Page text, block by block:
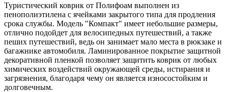
Туристический коврик от Полифоам выполнен из
пенополиэтилена с ячейками закрытого типа для продления
срока службы. Модель "Компакт" имеет небольшие размеры,
отлично подойдет для велосипедных путешествий, а также
пеших путешествий, ведь он занимает мало места в рюкзаке и
багажнике автомобиля. Ламинированное покрытие защитной
декоративной пленкой позволяет защитить коврик от любых
химических воздействий окружающей среды, истирания и
загрязнения, благодаря чему он является износостойким и
долговечным.